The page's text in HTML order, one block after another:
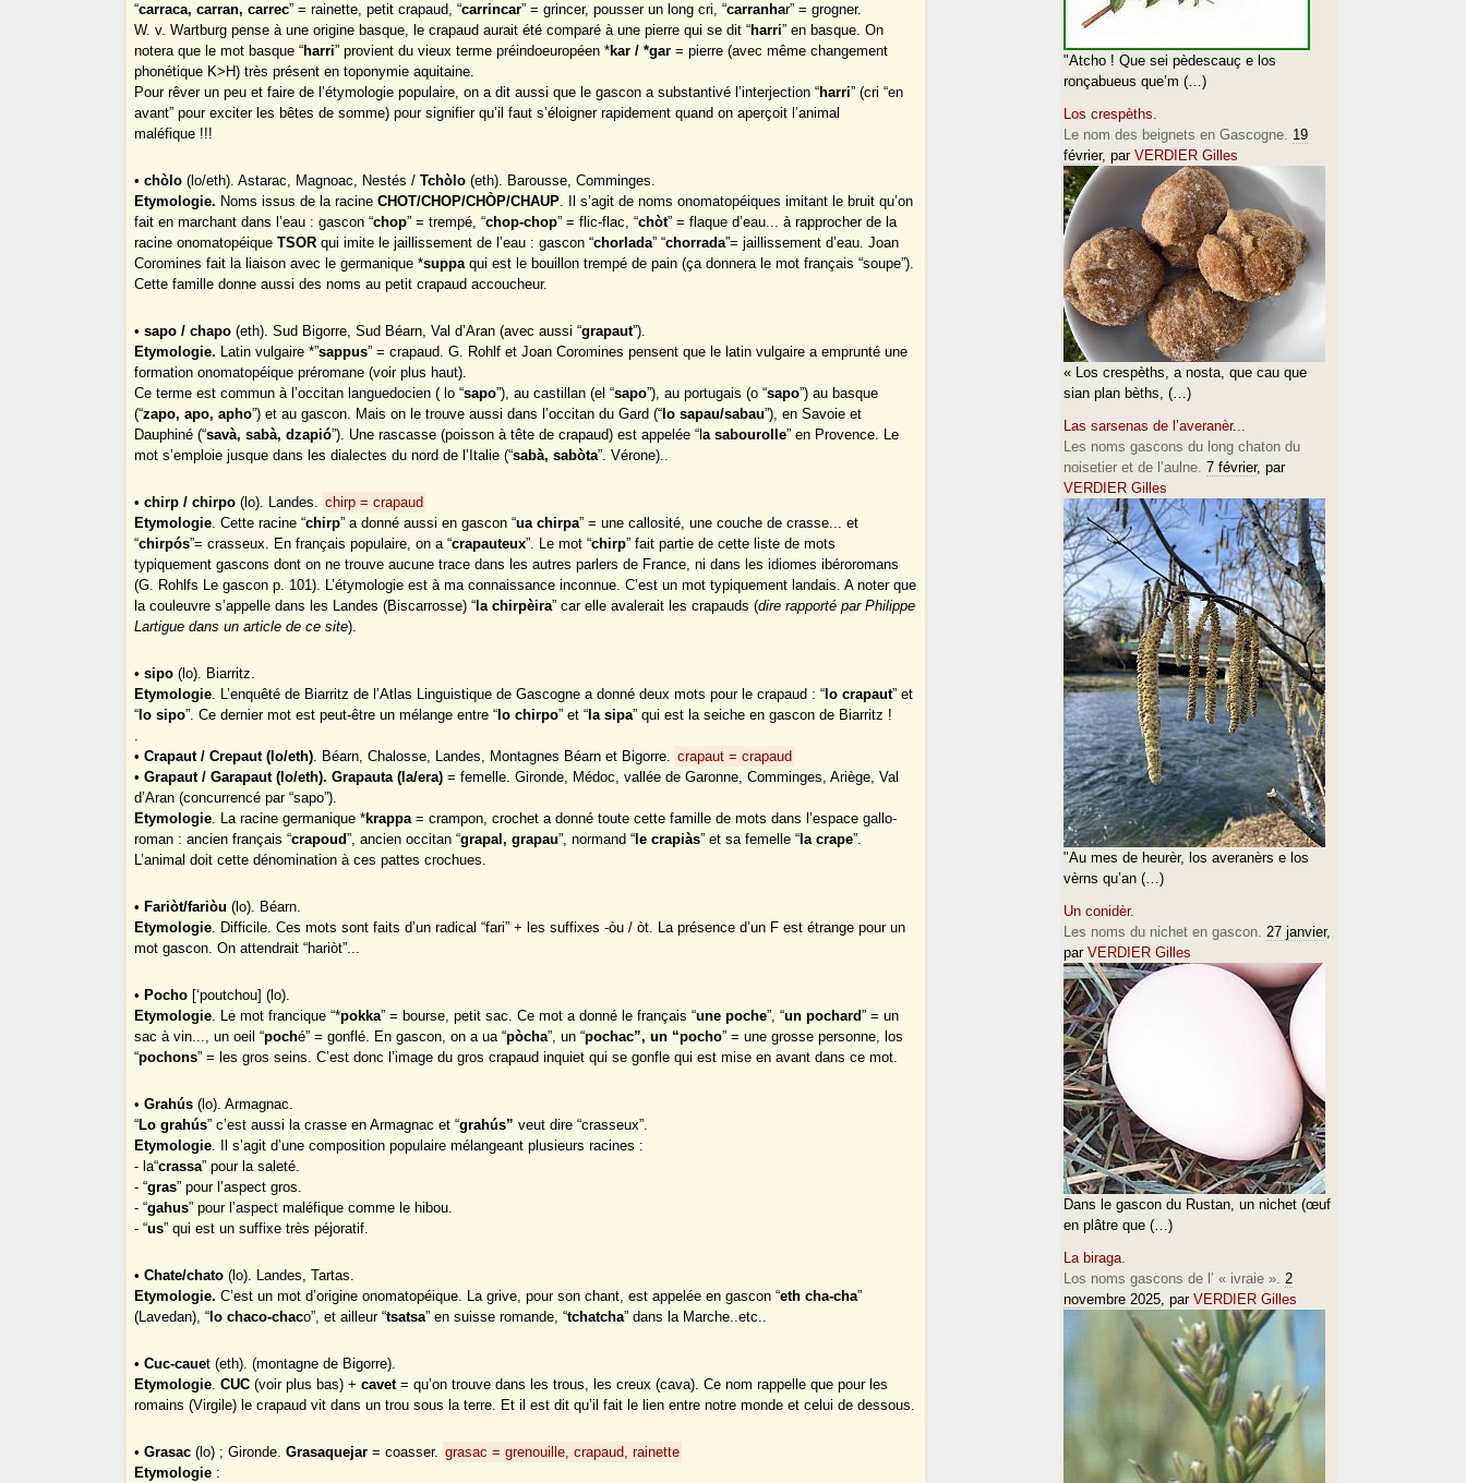
“carraca, carran, carrec” = rainette, petit crapaud, “carrincar” = grincer, pousser un long cri, “carranhar” = grogner.
W. v. Wartburg pense à une origine basque, le crapaud aurait été comparé à une pierre qui se dit “harri” en basque. On
notera que le mot basque “harri” provient du vieux terme préindoeuropéen *kar / *gar = pierre (avec même changement
phonétique K>H) très présent en toponymie aquitaine.
Pour rêver un peu et faire de l’étymologie populaire, on a dit aussi que le gascon a substantivé l’interjection “harri” (cri “en
avant” pour exciter les bêtes de somme) pour signifier qu’il faut s’éloigner rapidement quand on aperçoit l’animal
maléfique !!!
•chòlo (lo/eth). Astarac, Magnoac, Nestés /Tchòlo (eth). Barousse, Comminges.
Etymologie. Noms issus de la racineCHOT/CHOP/CHÒP/CHAUP. Il s’agit de noms onomatopéiques imitant le bruit qu’on
fait en marchant dans l’eau : gascon “chop” = trempé, “chop-chop” = flic-flac, “chòt” = flaque d’eau... à rapprocher de la
racine onomatopéiqueTSOR qui imite le jaillissement de l’eau : gascon “chorlada” “chorrada”= jaillissement d’eau. Joan
Coromines fait la liaison avec le germanique *suppaqui est le bouillon trempé de pain (ça donnera le mot français “soupe”).
Cette famille donne aussi des noms au petit crapaud accoucheur.
•sapo / chapo (eth). Sud Bigorre, Sud Béarn, Val d’Aran (avec aussi “grapaut”).
Etymologie. Latin vulgaire *”sappus” = crapaud. G. Rohlf et Joan Coromines pensent que le latin vulgaire a emprunté une
formation onomatopéique préromane (voir plus haut).
Ce terme est commun à l’occitan languedocien ( lo “sapo”), au castillan (el “sapo”), au portugais (o “sapo”) au basque
(“zapo, apo, apho”) et au gascon. Mais on le trouve aussi dans l’occitan du Gard (“ lo sapau/sabau”), en Savoie et
Dauphiné (“savà, sabà, dzapió”). Une rascasse (poisson à tête de crapaud) est appelée “la sabourolle” en Provence. Le
mot s’emploie jusque dans les dialectes du nord de l’Italie (“sabà, sabòta”. Vérone)..
•chirp / chirpo (lo). Landes. chirp = crapaud
Etymologie. Cette racine “chirp” a donné aussi en gascon “ua chirpa” = une callosité, une couche de crasse... et
“chirpós”= crasseux. En français populaire, on a “crapauteux”. Le mot “chirp” fait partie de cette liste de mots
typiquement gascons dont on ne trouve aucune trace dans les autres parlers de France, ni dans les idiomes ibéroromans
(G. Rohlfs Le gascon p. 101). L’étymologie est à ma connaissance inconnue. C’est un mot typiquement landais. A noter que
la couleuvre s’appelle dans les Landes (Biscarrosse) “ la chirpèira” car elle avalerait les crapauds (dire rapporté par Philippe
Lartigue dans un article de ce site).
•sipo(lo). Biarritz.
Etymologie. L’enquêté de Biarritz de l’Atlas Linguistique de Gascogne a donné deux mots pour le crapaud : “ lo crapaut” et
“ lo sipo”. Ce dernier mot est peut-être un mélange entre “ lo chirpo” et “ la sipa” qui est la seiche en gascon de Biarritz !
.
•Crapaut / Crepaut (lo/eth). Béarn, Chalosse, Landes, Montagnes Béarn et Bigorre. crapaut = crapaud
•Grapaut / Garapaut (lo/eth). Grapauta (la/era) = femelle. Gironde, Médoc, vallée de Garonne, Comminges, Ariège, Val
d’Aran (concurrencé par “sapo”).
Etymologie. La racine germanique *krappa= crampon, crochet a donné toute cette famille de mots dans l’espace gallo-
roman : ancien français “crapoud”, ancien occitan “grapal, grapau”, normand “ le crapiàs” et sa femelle “ la crape”.
L’animal doit cette dénomination à ces pattes crochues.
• Fariòt/fariòu (lo). Béarn.
Etymologie. Difficile. Ces mots sont faits d’un radical “fari” + les suffixes -òu / òt. La présence d’un F est étrange pour un
mot gascon. On attendrait “hariòt”...
• Pocho [‘poutchou] (lo).
Etymologie. Le mot francique “*pokka” = bourse, petit sac. Ce mot a donné le français “une poche”, “un pochard” = un
sac à vin..., un oeil “poché” = gonflé. En gascon, on a ua “pòcha”, un “pochac”, un “pocho” = une grosse personne, los
“pochons” = les gros seins. C’est donc l’image du gros crapaud inquiet qui se gonfle qui est mise en avant dans ce mot.
•Grahús (lo). Armagnac.
“Lo grahús” c’est aussi la crasse en Armagnac et “grahús” veut dire “crasseux”.
Etymologie. Il s’agit d’une composition populaire mélangeant plusieurs racines :
- la“crassa” pour la saleté.
- “gras” pour l’aspect gros.
- “gahus” pour l’aspect maléfique comme le hibou.
- “us” qui est un suffixe très péjoratif.
•Chate/chato (lo). Landes, Tartas.
Etymologie. C’est un mot d’origine onomatopéique. La grive, pour son chant, est appelée en gascon “eth cha-cha”
(Lavedan), “ lo chaco-chaco”, et ailleur “tsatsa” en suisse romande, “tchatcha” dans la Marche..etc..
•Cuc-cauet (eth). (montagne de Bigorre).
Etymologie. CUC (voir plus bas) +cavet= qu’on trouve dans les trous, les creux (cava). Ce nom rappelle que pour les
romains (Virgile) le crapaud vit dans un trou sous la terre. Et il est dit qu’il fait le lien entre notre monde et celui de dessous.
•Grasac (lo) ; Gironde.Grasaquejar = coasser. grasac = grenouille, crapaud, rainette
Etymologie :
"Atcho ! Que sei pèdescauç e los
ronçabueus que’m (…)
Los crespèths.
Le nom des beignets en Gascogne. 19
février, par VERDIER Gilles
« Los crespèths, a nosta, que cau que
sian plan bèths, (…)
Las sarsenas de l’averanèr...
Les noms gascons du long chaton du
noisetier et de l’aulne. 7 février, par
VERDIER Gilles
"Au mes de heurèr, los averanèrs e los
vèrns qu’an (…)
Un conidèr.
Les noms du nichet en gascon. 27 janvier,
par VERDIER Gilles
Dans le gascon du Rustan, un nichet (œuf
en plâtre que (…)
La biraga.
Los noms gascons de l’ « ivraie ». 2
novembre 2025, par VERDIER Gilles